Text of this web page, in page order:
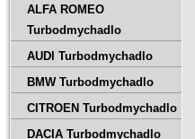
ALFA ROMEO
Turbodmychadlo
AUDI Turbodmychadlo
BMW Turbodmychadlo
CITROEN Turbodmychadlo
DACIA Turbodmychadlo